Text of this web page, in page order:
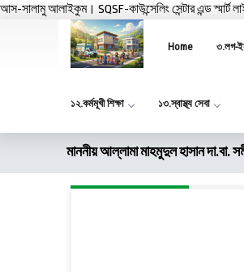
আস-সালামু আলাইকুম। SQSF-কাউন্সেলিং সেন্টার এন্ড স্মার্ট
Home ৩.লগ-
১২.কর্মমূখী শিক্ষা ১৩.স্বাস্থ্য সেবা
মাননীয় আল্লামা মাহমুদুল হাসান দা.বা.